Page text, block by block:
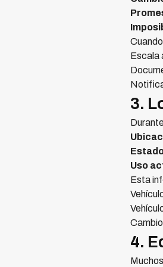
Escala
3.
Uso
Esta
4.